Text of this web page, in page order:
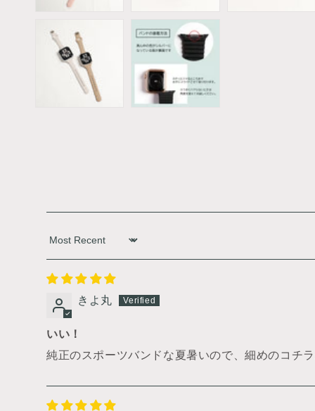
Sort by
きよ丸
いい！
純正のスポーツバンドな夏暑いので、細めのコチ